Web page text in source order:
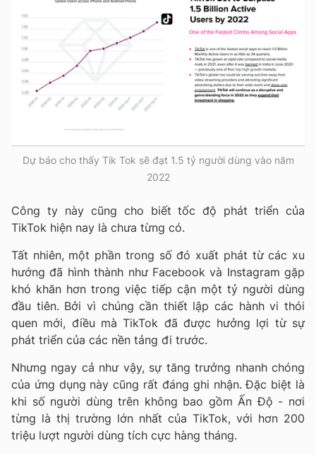
Dự báo cho thấy Tik Tok sẽ đạt 1.5 tỷ người dùng vào năm
2022
Công ty này cũng cho biết tốc độ phát triển của
TikTok hiện nay là chưa từng có.
Tất nhiên, một phần trong số đó xuất phát từ các xu
hướng đã hình thành như Facebook và Instagram gặp
khó khăn hơn trong việc tiếp cận một tỷ người dùng
đầu tiên. Bởi vì chúng cần thiết lập các hành vi thói
quen mới, điều mà TikTok đã được hưởng lợi từ sự
phát triển của các nền tảng đi trước.
Nhưng ngay cả như vậy, sự tăng trưởng nhanh chóng
của ứng dụng này cũng rất đáng ghi nhận. Đặc biệt là
khi số người dùng trên không bao gồm Ấn Độ - nơi
từng là thị trường lớn nhất của TikTok, với hơn 200
triệu lượt người dùng tích cực hàng tháng.